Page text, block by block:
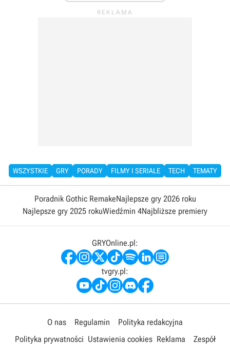
WSZYSTKIE GRY PORADY FILMY I SERIALE TECH TEMATY
Poradnik Gothic RemakeNajlepsze gry 2026 roku
Najlepsze gry 2025 rokuWiedźmin 4Najbliższe premiery
GRYOnline.pl:
tvgry.pl:
O nas Regulamin
Polityka redakcyjna
Polityka prywatności Ustawienia cookies Reklama Zespół